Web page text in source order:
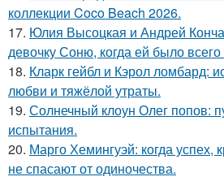
коллекции Coco Beach 2026.
17. Юлия Высоцкая и Андрей
девочку Соню, когда ей было
18. Кларк гейбл и Кэрол ломбард:
любви и тяжёлой утраты.
19. Солнечный клоун Олег попов:
испытания.
20. Марго Хемингуэй: когда успех,
не спасают от одиночества.